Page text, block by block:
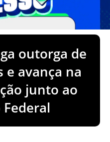
outorga de
e avança na
junto ao